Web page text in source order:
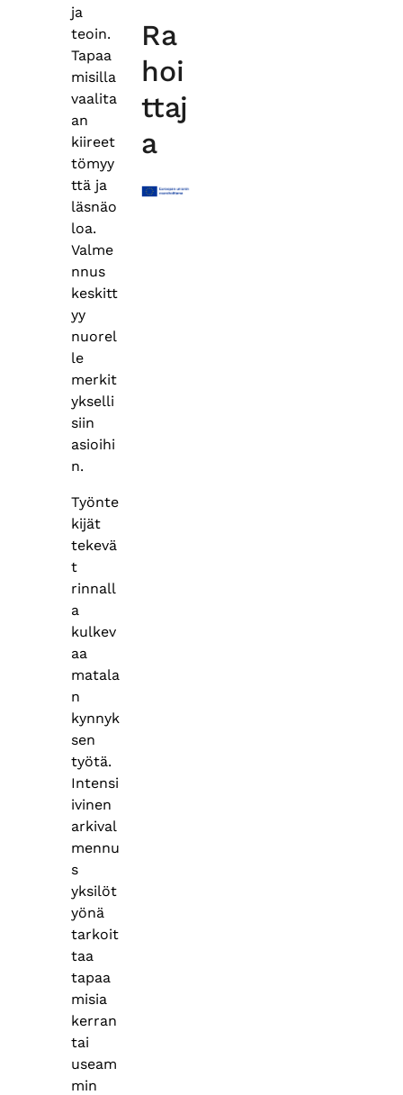
ja
teoin.
Tapaa
misilla
vaalita
an
kiireet
tömyy
ttä ja
läsnäo
loa.
Valme
nnus
keskitt
yy
nuorel
le
merkit
ykselli
siin
asioihi
n.
Työnte
kijät
tekevä
t
rinnall
a
kulkev
aa
matala
n
kynnyk
sen
työtä.
Intensi
ivinen
arkival
mennu
s
yksilöt
yönä
tarkoit
taa
tapaa
misia
kerran
tai
useam
min
Ra
hoi
ttaj
a